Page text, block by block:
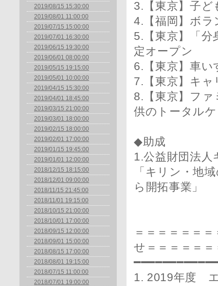
2019/08/15 15:30:00
2019/08/01 11:00:00
2019/07/15 15:00:00
2019/07/01 16:30:00
2019/06/15 19:30:00
2019/06/01 08:00:00
2019/05/15 19:15:00
2019/05/01 10:00:00
2019/04/15 15:30:00
2019/04/01 18:45:00
2019/03/15 21:00:00
2019/03/01 18:00:00
2019/02/15 18:00:00
2019/02/01 17:00:00
2019/01/15 19:45:00
2019/01/01 12:00:00
2018/12/15 18:15:00
2018/12/01 09:00:00
2018/11/15 21:45:00
2018/11/01 19:15:00
2018/10/15 21:00:00
2018/10/01 17:00:00
2018/09/15 12:00:00
2018/09/01 15:00:00
2018/08/15 17:00:00
2018/08/01 19:15:00
2018/07/15 11:00:00
2018/07/01 19:00:00
3.【東京】子
4.【福岡】ボラ
5.【東京】「
定オープン
6.【東京】車
7.【東京】キ
8.【東京】フ
供のトータル
◆助成
1.公益財団法人
「キリン・地
ら開拓事業」
＝＝＝＝＝＝
せ＝＝＝＝＝＝
1. 2019年度